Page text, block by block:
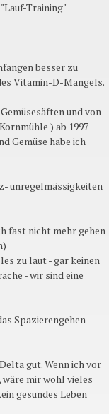
Training"
besser zu
Vitamin-D-Mangels.
und von
) ab 1997
Gemüse habe ich
unregelmässigkeiten
fast nicht mehr gehen
zu laut - gar keinen
- wir sind eine
Spazierengehen
gut. Wenn ich vor
wäre mir wohl vieles
gesundes Leben